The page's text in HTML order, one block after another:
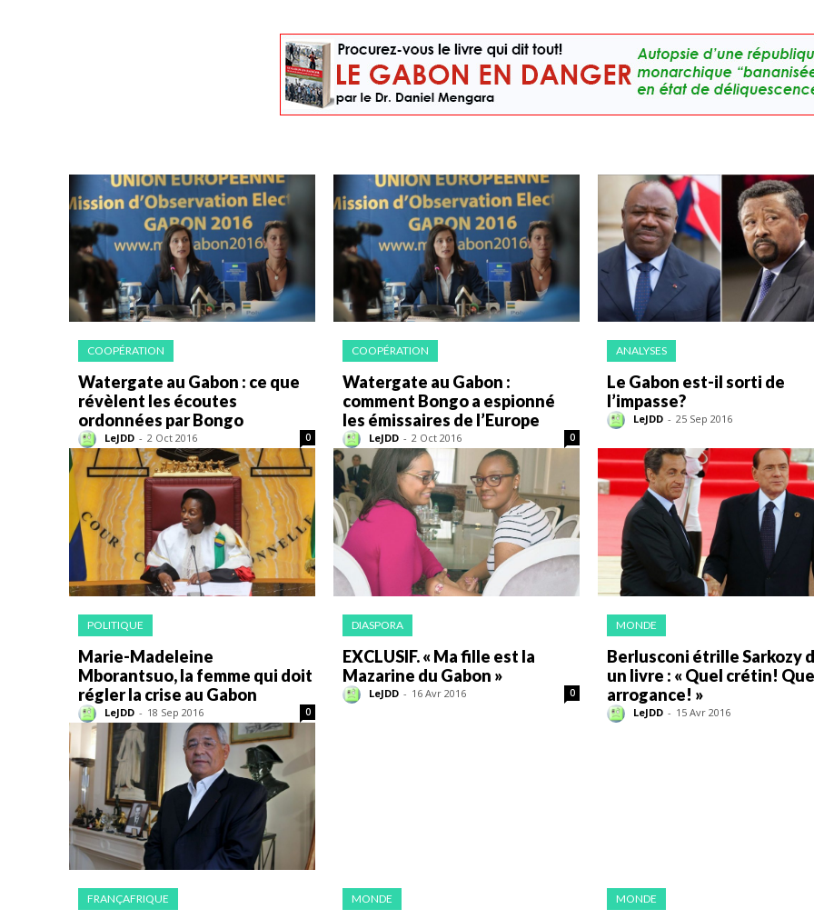
COOPÉRATION
Watergate au Gabon : ce que
révèlent les écoutes
ordonnées par Bongo
LeJDD - 2 Oct 2016 0
COOPÉRATION
Watergate au Gabon :
comment Bongo a espionné
les émissaires de l’Europe
LeJDD - 2 Oct 2016 0
ANALYSES
Le Gabon est-il sorti de
l’impasse?
LeJDD - 25 Sep 2016
POLITIQUE
Marie-Madeleine
Mborantsuo, la femme qui doit
régler la crise au Gabon
LeJDD - 18 Sep 2016 0
DIASPORA
EXCLUSIF. « Ma fille est la
Mazarine du Gabon »
LeJDD - 16 Avr 2016 0
MONDE
Berlusconi étrille Sarkozy
un livre : « Quel crétin!
arrogance! »
LeJDD - 15 Avr 2016
FRANÇAFRIQUE MONDE MONDE